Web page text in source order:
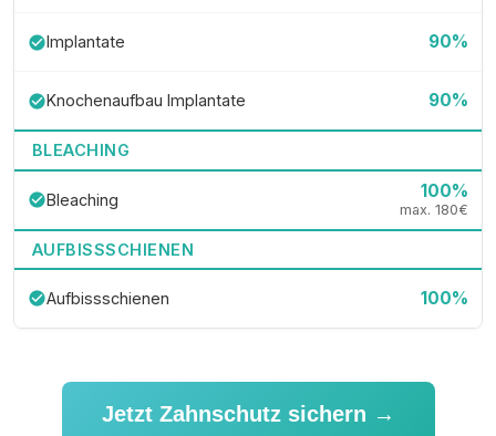
check_circleImplantate 90%
check_circleKnochenaufbau Implantate 90%
BLEACHING
check_circleBleaching 100%
max. 180€
AUFBISSSCHIENEN
check_circleAufbissschienen 100%
Jetzt Zahnschutz sichern →